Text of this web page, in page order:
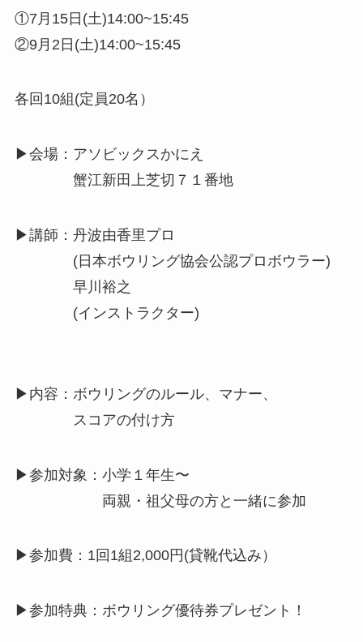
①7月15日(土)14:00~15:45
②9月2日(土)14:00~15:45
各回10組(定員20名）
▶︎会場：アソビックスかにえ
蟹江新田上芝切７１番地
▶︎講師：丹波由香里プロ
(日本ボウリング協会公認プロボウラー)
早川裕之
(インストラクター)
▶︎内容：ボウリングのルール、マナー、
スコアの付け方
▶︎参加対象：小学１年生〜
両親・祖父母の方と一緒に参加
▶︎参加費：1回1組2,000円(貸靴代込み）
▶︎参加特典：ボウリング優待券プレゼント！